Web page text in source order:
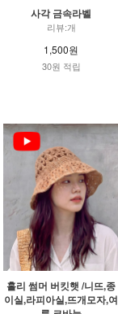
사각 금속라벨
리뷰:개
1,500원
30원 적립
홀리 썸머 버킷햇 /니뜨,종
이실,라피아실,뜨개모자,여